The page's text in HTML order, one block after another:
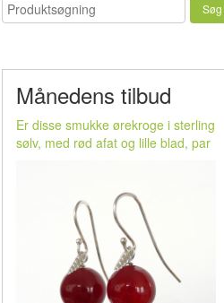
Månedens tilbud
Er disse smukke ørekroge i sterling
sølv, med rød afat og lille blad, par